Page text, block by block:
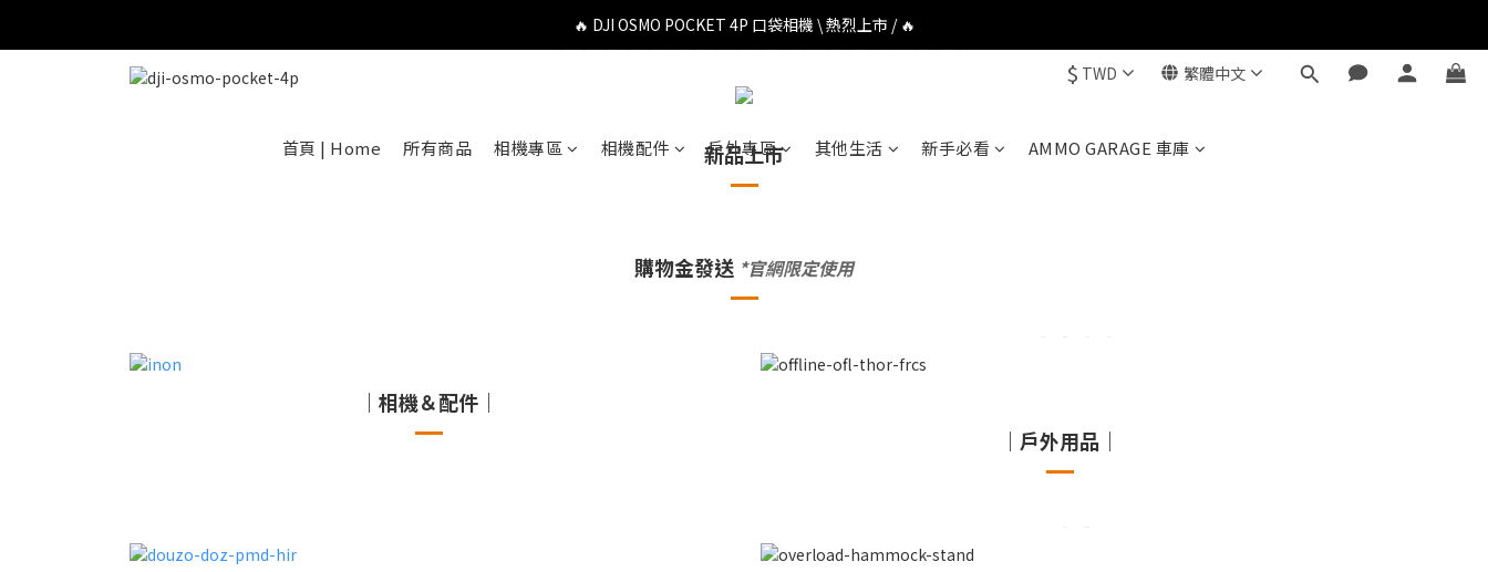
🔥 DJI OSMO POCKET 4P 口袋相機 \ 熱烈上市 / 🔥
🔥 DJI OSMO POCKET 4P 口袋相機 \ 熱烈上市 / 🔥
$ TWD 繁體中文
首頁 | Home 所有商品 相機專區 相機配件 戶外專區 其他生活 新手必看 AMMO GARAGE 車庫
新品上市
購物金發送 *官網限定使用
｜相機＆配件｜
｜戶外用品｜